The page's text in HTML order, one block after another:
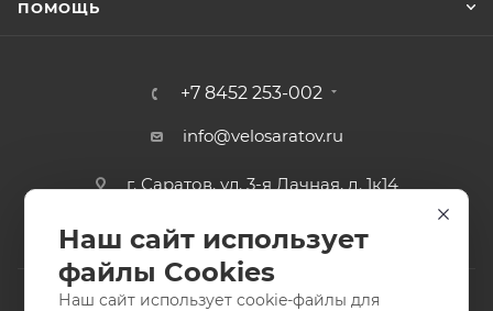
ПОМОЩЬ
+7 8452 253-002
info@velosaratov.ru
г. Саратов, ул. 3-я Дачная, д. 1к14
Наш сайт использует
файлы Cookies
Наш сайт использует cookie-файлы для